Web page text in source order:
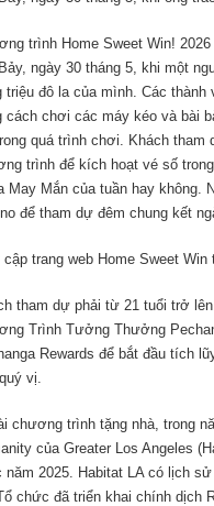
trình Home Sweet Win!
ngày 30 tháng 5, khi một
triệu đô la của mình. Các
cách chơi các máy kéo và bài
quá trình chơi. Khách
trình để kích hoạt vé số
May Mắn của tuần hay không.
để tham dự đêm chung kết
cập trang web Home Sweet Win
tham dự phải từ 21 tuổi trở
Trình Tưởng Thưởng
Rewards để bắt đầu tích
vị.
chương trình tặng nhà, trong
của Greater Los Angeles
năm 2025. Habitat LA có lịch
chức đã triển khai chính dịch